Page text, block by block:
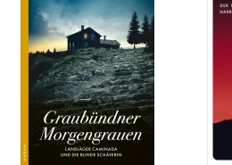
LIZENZEN | FOREIGN RIGHTS
NEWSLETTER
WEITERE VERLAGE